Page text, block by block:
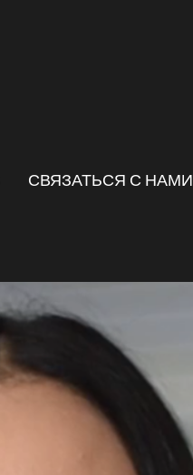
СВЯЗАТЬСЯ С НАМИ